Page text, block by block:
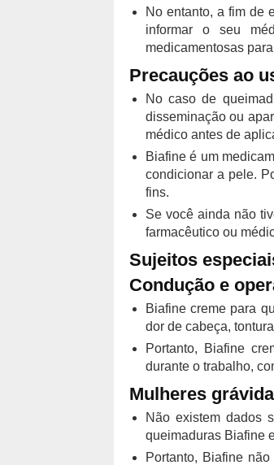
No entanto, a fim de
informar o seu
medicamentosas
Precauções ao
No caso de
disseminação ou
médico antes de
Biafine é um
condicionar a pele.
fins.
Se você ainda não
farmacêutico ou
Sujeitos
Condução e
Biafine creme para
dor de cabeça,
Portanto, Biafine
durante o trabalho,
Mulheres
Não existem dados
queimaduras Biafine
Portanto, Biafine